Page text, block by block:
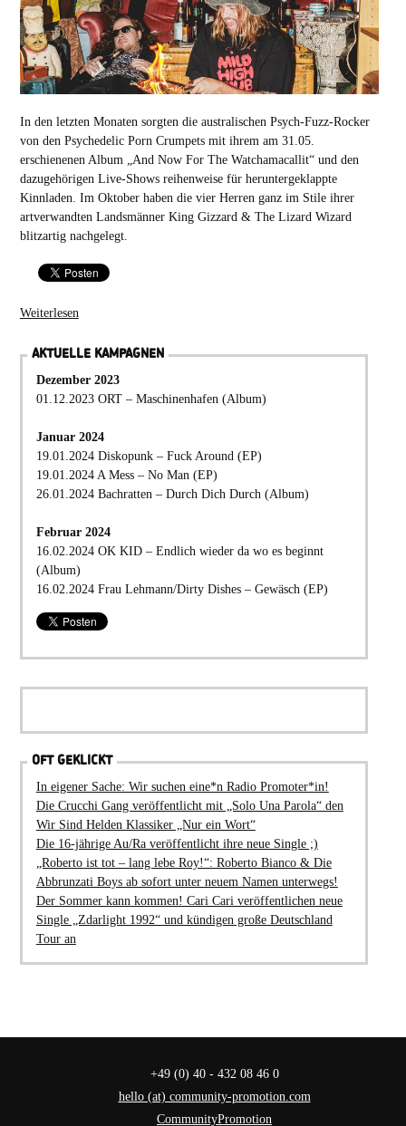
In den letzten Monaten sorgten die australischen Psych-Fuzz-Rocker
von den Psychedelic Porn Crumpets mit ihrem am 31.05.
erschienenen Album „And Now For The Watchamacallit“ und den
dazugehörigen Live-Shows reihenweise für heruntergeklappte
Kinnladen. Im Oktober haben die vier Herren ganz im Stile ihrer
artverwandten Landsmänner King Gizzard & The Lizard Wizard
blitzartig nachgelegt.
Weiterlesen
AKTUELLE KAMPAGNEN
Dezember 2023
01.12.2023 ORT – Maschinenhafen (Album)
Januar 2024
19.01.2024 Diskopunk – Fuck Around (EP)
19.01.2024 A Mess – No Man (EP)
26.01.2024 Bachratten – Durch Dich Durch (Album)
Februar 2024
16.02.2024 OK KID – Endlich wieder da wo es beginnt
(Album)
16.02.2024 Frau Lehmann/Dirty Dishes – Gewäsch (EP)
OFT GEKLICKT
In eigener Sache: Wir suchen eine*n Radio Promoter*in!
Die Crucchi Gang veröffentlicht mit „Solo Una Parola“ den
Wir Sind Helden Klassiker „Nur ein Wort“
Die 16-jährige Au/Ra veröffentlicht ihre neue Single ;)
„Roberto ist tot – lang lebe Roy!“: Roberto Bianco & Die
Abbrunzati Boys ab sofort unter neuem Namen unterwegs!
Der Sommer kann kommen! Cari Cari veröffentlichen neue
Single „Zdarlight 1992“ und kündigen große Deutschland
Tour an
+49 (0) 40 - 432 08 46 0
hello (at) community-promotion.com
CommunityPromotion